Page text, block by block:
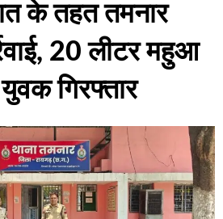
के तहत तमनार
20 लीटर महुआ
गिरफ्तार